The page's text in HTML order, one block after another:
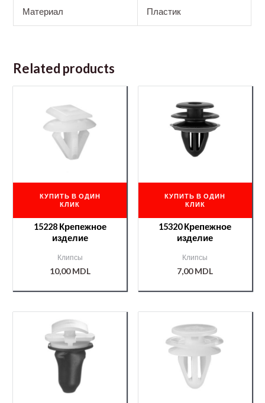
Материал Пластик
Related products
КУПИТЬ В ОДИН
КЛИК
15228 Крепежное
изделие
Клипсы
10,00MDL
КУПИТЬ В ОДИН
КЛИК
15320 Крепежное
изделие
Клипсы
7,00MDL